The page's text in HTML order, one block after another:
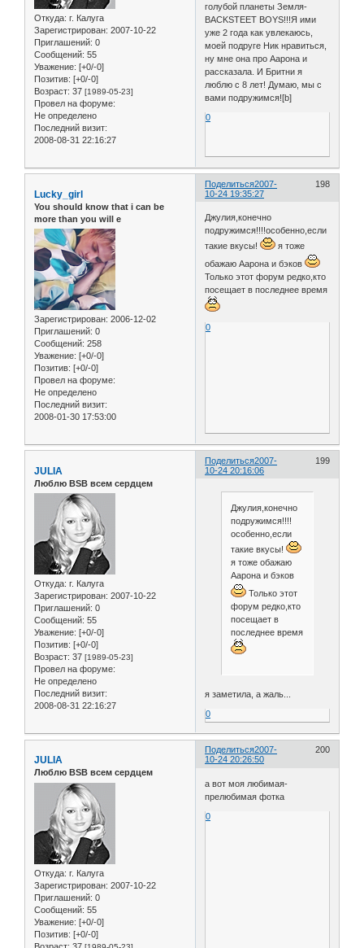
Откуда: г. Калуга
Зарегистрирован: 2007-10-22
Приглашений: 0
Сообщений: 55
Уважение: [+0/-0]
Позитив: [+0/-0]
Возраст: 37 [1989-05-23]
Провел на форуме:
Не определено
Последний визит:
2008-08-31 22:16:27
голубой планеты Земля-
BACKSTEET BOYS!!!Я ими
уже 2 года как увлекаюсь,
моей подруге Ник нравиться,
ну мне она про Аарона и
рассказала. И Бритни я
люблю с 8 лет! Думаю, мы с
вами подружимся![b]
0
Поделиться 198
2007-
10-24 19:35:27
Lucky_girl
You should know that i can be
more than you will e
Зарегистрирован: 2006-12-02
Приглашений: 0
Сообщений: 258
Уважение: [+0/-0]
Позитив: [+0/-0]
Провел на форуме:
Не определено
Последний визит:
2008-01-30 17:53:00
Джулия,конечно
подружимся!!!!особенно,если
такие вкусы!
я тоже
обажаю Аарона и бэков
Только этот форум редко,кто
посещает в последнее время
0
Поделиться 199
2007-
10-24 20:16:06
JULIA
Люблю BSB всем сердцем
Откуда: г. Калуга
Зарегистрирован: 2007-10-22
Приглашений: 0
Сообщений: 55
Уважение: [+0/-0]
Позитив: [+0/-0]
Возраст: 37 [1989-05-23]
Провел на форуме:
Не определено
Последний визит:
2008-08-31 22:16:27
Джулия,конечно
подружимся!!!!
особенно,если
такие вкусы!
я тоже обажаю
Аарона и бэков
Только этот
форум редко,кто
посещает в
последнее время
я заметила, а жаль...
0
Поделиться 200
2007-
10-24 20:26:50
JULIA
Люблю BSB всем сердцем
Откуда: г. Калуга
Зарегистрирован: 2007-10-22
Приглашений: 0
Сообщений: 55
Уважение: [+0/-0]
Позитив: [+0/-0]
а вот моя любимая-
прелюбимая фотка
0